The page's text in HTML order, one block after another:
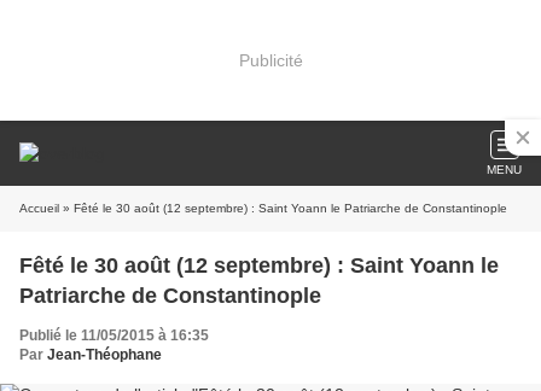
Publicité
MENU
Accueil » Fêté le 30 août (12 septembre) : Saint Yoann le Patriarche de Constantinople
Fêté le 30 août (12 septembre) : Saint Yoann le
Patriarche de Constantinople
Publié le 11/05/2015 à 16:35
Par Jean-Théophane